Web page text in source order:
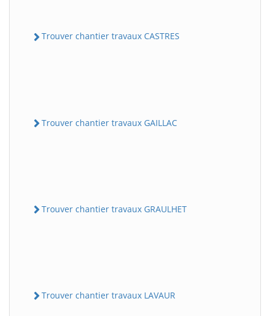
Trouver chantier travaux CASTRES
Trouver chantier travaux GAILLAC
Trouver chantier travaux GRAULHET
Trouver chantier travaux LAVAUR